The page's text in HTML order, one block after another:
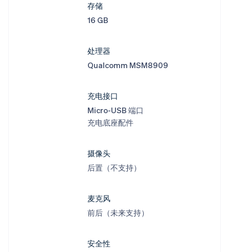
存储
16 GB
处理器
Qualcomm MSM8909
充电接口
Micro-USB 端口
充电底座配件
摄像头
后置（不支持）
麦克风
前后（未来支持）
安全性